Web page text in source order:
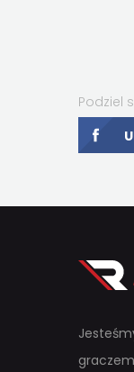
Podziel